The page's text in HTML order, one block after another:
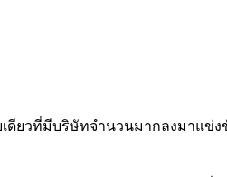
ยวที่มีบริษัทจำนวนมากลงมาแข่